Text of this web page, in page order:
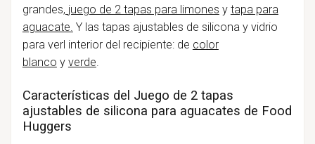
grandes, juego de 2 tapas para limones y tapa para
aguacate. Y las tapas ajustables de silicona y vidrio
para verl interior del recipiente: de color
blanco y verde.
Características del Juego de 2 tapas
ajustables de silicona para aguacates de Food
Huggers